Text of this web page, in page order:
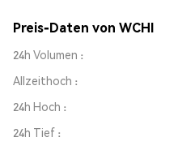
Preis-Daten von WCHI
24h Volumen
Allzeithoch
24h Hoch
24h Tief